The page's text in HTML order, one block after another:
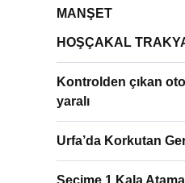
MANŞET
HOŞÇAKAL
Kontrolden çıkan
yaralı
Urfa’da Korkutan
Seçime 1 Kala Atama